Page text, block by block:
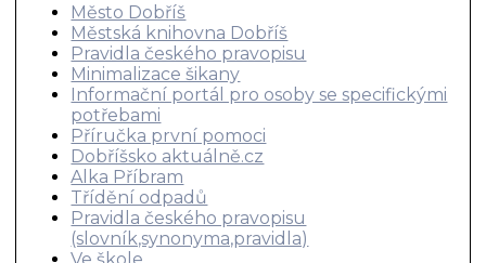
Město Dobříš
Městská knihovna Dobříš
Pravidla českého pravopisu
Minimalizace šikany
Informační portál pro osoby se specifickými
potřebami
Příručka první pomoci
Dobříšsko aktuálně.cz
Alka Příbram
Třídění odpadů
Pravidla českého pravopisu
(slovník,synonyma,pravidla)